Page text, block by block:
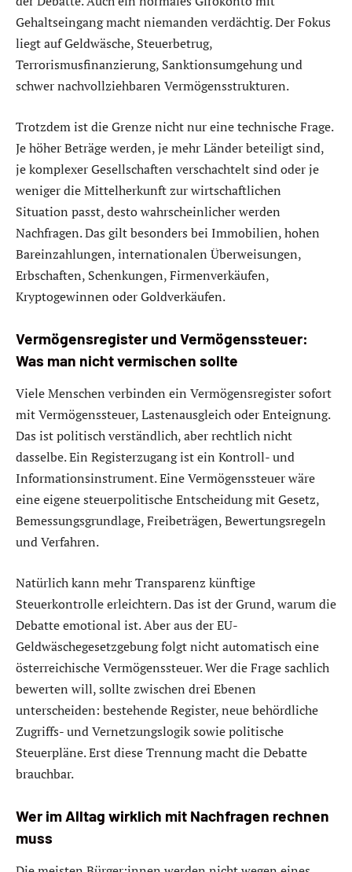
Gehaltseingang macht niemanden verdächtig. Der Fokus
liegt auf Geldwäsche, Steuerbetrug,
Terrorismusfinanzierung, Sanktionsumgehung und
schwer nachvollziehbaren Vermögensstrukturen.
Trotzdem ist die Grenze nicht nur eine technische Frage.
Je höher Beträge werden, je mehr Länder beteiligt sind,
je komplexer Gesellschaften verschachtelt sind oder je
weniger die Mittelherkunft zur wirtschaftlichen
Situation passt, desto wahrscheinlicher werden
Nachfragen. Das gilt besonders bei Immobilien, hohen
Bareinzahlungen, internationalen Überweisungen,
Erbschaften, Schenkungen, Firmenverkäufen,
Kryptogewinnen oder Goldverkäufen.
Vermögensregister und Vermögenssteuer:
Was man nicht vermischen sollte
Viele Menschen verbinden ein Vermögensregister sofort
mit Vermögenssteuer, Lastenausgleich oder Enteignung.
Das ist politisch verständlich, aber rechtlich nicht
dasselbe. Ein Registerzugang ist ein Kontroll- und
Informationsinstrument. Eine Vermögenssteuer wäre
eine eigene steuerpolitische Entscheidung mit Gesetz,
Bemessungsgrundlage, Freibeträgen, Bewertungsregeln
und Verfahren.
Natürlich kann mehr Transparenz künftige
Steuerkontrolle erleichtern. Das ist der Grund, warum die
Debatte emotional ist. Aber aus der EU-
Geldwäschegesetzgebung folgt nicht automatisch eine
österreichische Vermögenssteuer. Wer die Frage sachlich
bewerten will, sollte zwischen drei Ebenen
unterscheiden: bestehende Register, neue behördliche
Zugriffs- und Vernetzungslogik sowie politische
Steuerpläne. Erst diese Trennung macht die Debatte
brauchbar.
Wer im Alltag wirklich mit Nachfragen rechnen
muss